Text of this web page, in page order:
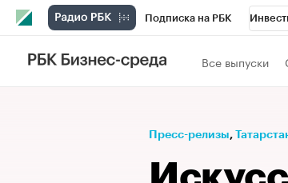
Подписка на РБК
РБК Вино
Проверка контрагентов
Все выпуски
Пресс-релизы⁠,